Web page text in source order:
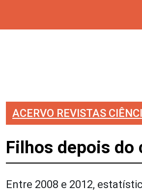
ACERVO REVISTAS
Filhos depois do
Entre 2008 e 2012,